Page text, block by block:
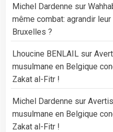
Michel Dardenne sur
même combat: agrandir
Bruxelles ?
Lhoucine BENLAIL sur
musulmane en Belgique
Zakat al-Fitr !
Michel Dardenne sur
musulmane en Belgique
Zakat al-Fitr !